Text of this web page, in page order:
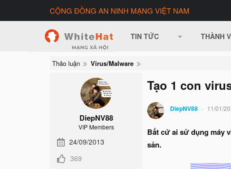
CỘNG ĐỒNG AN NINH MẠNG VIỆT NAM
TIN TỨC THÀNH
Thảo luận Virus/Malware
DiepNV88
VIP Members
24/09/2013
369
Tạo 1 con
DiepNV88 11/01/
Bất cứ ai sử dụng máy
sản.